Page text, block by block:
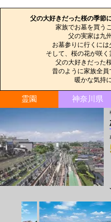
父の大好きだった桜の季節
家族でお墓を買う
父の実家は九
お墓参りに行くには
そして、桜の花が咲く
父の大好きだった
昔のように家族全
暖かな気持
霊園 神奈川県